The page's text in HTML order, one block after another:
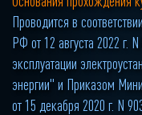
Проводится в
РФ от 12 августа 2022 г.
эксплуатации
энергии" и Приказом
от 15 декабря 2020 г. N